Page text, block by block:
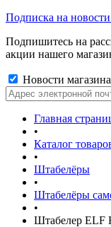
Подписка на новости
Подпишитесь на
акции нашего
Новости магазина
Главная
•
Каталог
•
Штабелёры
•
Штабелёры
•
Штабелер ELF